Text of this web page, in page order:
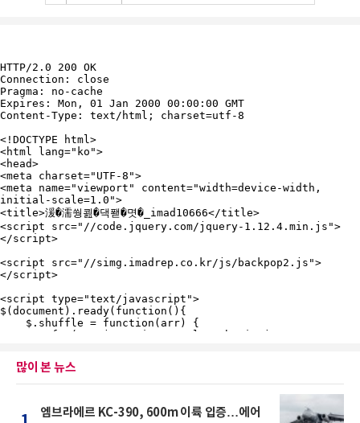
많이 본 뉴스
엠브라에르 KC-390, 600m 이륙 입증…에어